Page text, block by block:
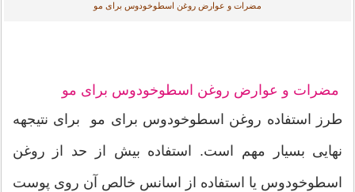
مضرات و عوارض روغن اسطوخودوس برای مو
مضرات و عوارض روغن اسطوخودوس برای مو
طرز استفاده روغن اسطوخودوس برای مو برای نتیجهه
نهایی بسیار مهم است. استفاده بیش از حد از روغن
اسطوخودوس یا استفاده از اسانس خالص آن روی پوست